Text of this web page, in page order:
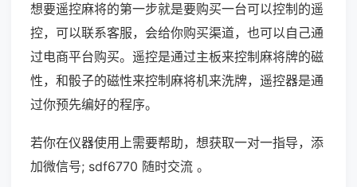
想要遥控麻将的第一步就是要购买一台可以控制的遥
控，可以联系客服，会给你购买渠道，也可以自己通
过电商平台购买。遥控是通过主板来控制麻将牌的磁
性，和骰子的磁性来控制麻将机来洗牌，遥控器是通
过你预先编好的程序。
若你在仪器使用上需要帮助，想获取一对一指导，添
加微信号; sdf6770 随时交流 。